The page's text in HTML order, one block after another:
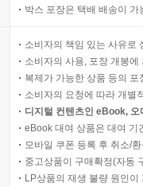
박스 포장은 택배 배송이
소비자의 책임 있는 사유로
소비자의 사용, 포장 개봉
복제가 가능한 상품 등의
소비자의 요청에 따라 개별
디지털 컨텐츠인 eBook,
eBook 대여 상품은 대여 기
모바일 쿠폰 등록 후 취소/
중고상품이 구매확정(자동
LP상품의 재생 불량 원인